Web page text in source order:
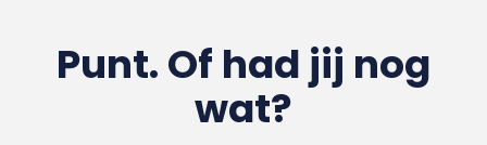
Punt. Of had jij nog
wat?